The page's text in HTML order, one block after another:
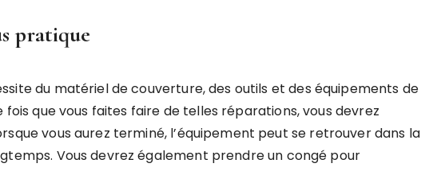
pratique
du matériel de couverture, des outils et des équipements de
fois que vous faites faire de telles réparations, vous devrez
vous aurez terminé, l’équipement peut se retrouver dans la
Vous devrez également prendre un congé pour